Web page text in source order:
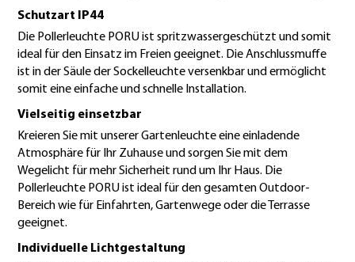
Schutzart IP44
Die Pollerleuchte PORU ist spritzwassergeschützt und somit
ideal für den Einsatz im Freien geeignet. Die Anschlussmuffe
ist in der Säule der Sockelleuchte versenkbar und ermöglicht
somit eine einfache und schnelle Installation.
Vielseitig einsetzbar
Kreieren Sie mit unserer Gartenleuchte eine einladende
Atmosphäre für Ihr Zuhause und sorgen Sie mit dem
Wegelicht für mehr Sicherheit rund um Ihr Haus. Die
Pollerleuchte PORU ist ideal für den gesamten Outdoor-
Bereich wie für Einfahrten, Gartenwege oder die Terrasse
geeignet.
Individuelle Lichtgestaltung